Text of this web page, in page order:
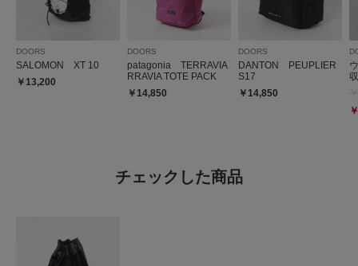
DOORS
SALOMON XT 10
￥13,200
DOORS
patagonia TERRAVIA
RRAVIA TOTE PACK
￥14,850
DOORS
DANTON PEUPLIER
S17
￥14,850
チェックした商品